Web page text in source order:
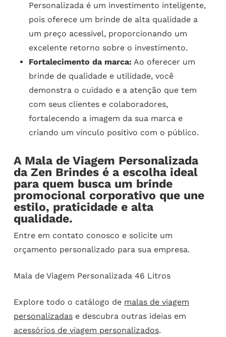
Personalizada é um investimento inteligente,
pois oferece um brinde de alta qualidade a
um preço acessível, proporcionando um
excelente retorno sobre o investimento.
Fortalecimento da marca: Ao oferecer um
brinde de qualidade e utilidade, você
demonstra o cuidado e a atenção que tem
com seus clientes e colaboradores,
fortalecendo a imagem da sua marca e
criando um vínculo positivo com o público.
A Mala de Viagem Personalizada
da Zen Brindes é a escolha ideal
para quem busca um brinde
promocional corporativo que une
estilo, praticidade e alta
qualidade.
Entre em contato conosco e solicite um
orçamento personalizado para sua empresa.
Mala de Viagem Personalizada 46 Litros
Explore todo o catálogo de malas de viagem
personalizadase descubra outras ideias em
acessórios de viagem personalizados.